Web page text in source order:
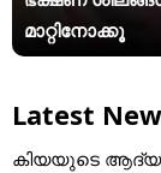
മാറ്റിനോക്കൂ
Latest
കിയയുടെ